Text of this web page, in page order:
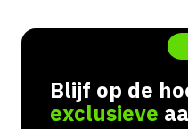
Blijf op de
exclusieve